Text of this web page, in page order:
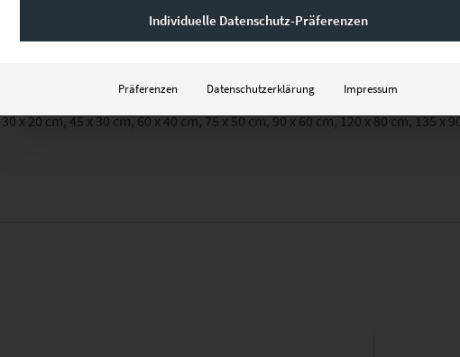
Poster, Leinwand auf Keilrahmen, Acrylglas
30 x 20 cm, 45 x 30 cm, 60 x 40 cm, 75 x 50 cm, 90 x 60 cm, 120 x 80 cm, 135 x
Individuelle Datenschutz-Präferenzen
Präferenzen Datenschutzerklärung Impressum